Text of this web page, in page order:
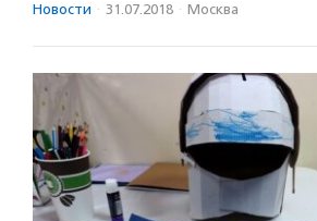
Новости · 31.07.2018 · Москва